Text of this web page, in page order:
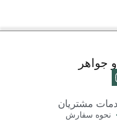
جواهر
مشتریان
نحوه سفارش